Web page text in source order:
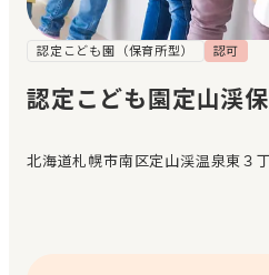
メッセージ
おすすめの園
エンクルの特徴と活用方法
認定こども園（保育所型） 認可
認定こども園定山渓
北海道札幌市南区定山渓温泉東３